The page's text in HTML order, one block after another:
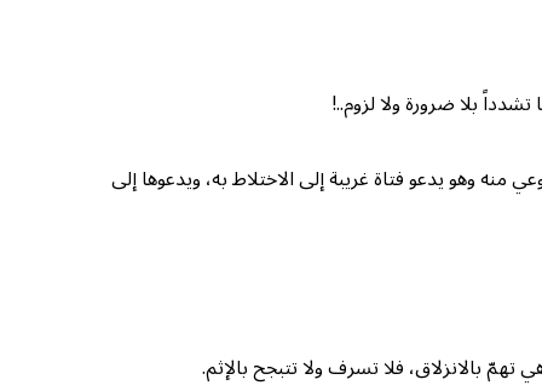
بلا ضرورة ولا لزوم..!
وهو يدعو فتاة غريبة إلى الاختلاط به، ويدعوها إلى
بالانزلاق، فلا تسرف ولا تتبجح بالإثم.